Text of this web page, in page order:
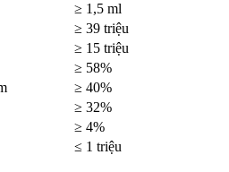
≥ 1,5 ml
≥ 39 triệu
≥ 15 triệu
≥ 58%
≥ 40%
≥ 32%
≥ 4%
≤ 1 triệu